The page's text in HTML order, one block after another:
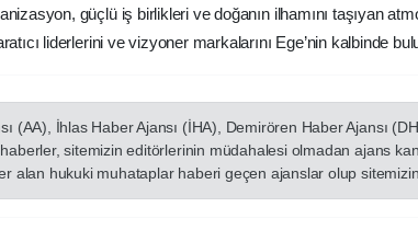
güçlü iş birlikleri ve doğanın ilhamını taşıyan
liderlerini ve vizyoner markalarını Ege’nin kalbinde
(AA), İhlas Haber Ajansı (İHA), Demirören Haber Ajansı
sitemizin editörlerinin müdahalesi olmadan ajans
alan hukuki muhataplar haberi geçen ajanslar olup